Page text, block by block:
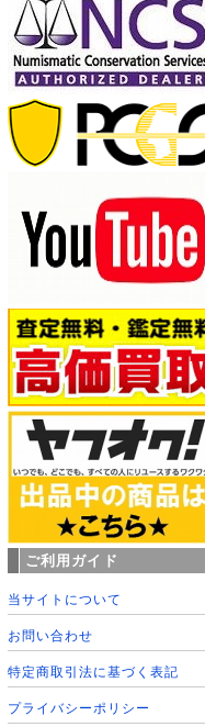
ご利用ガイド
当サイトについて
お問い合わせ
特定商取引法に基づく表記
プライバシーポリシー